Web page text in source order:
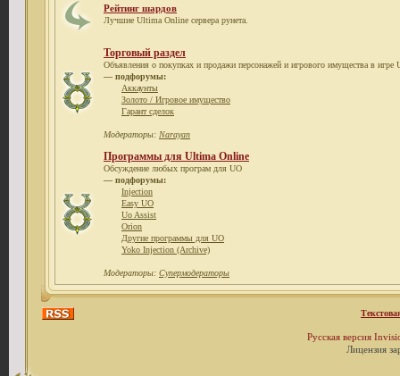
Рейтинг шардов
Лучшие Ultima Online сервера рунета.
Торговый раздел
Объявления о покупках и продажи персонажей и игрового имущества в игре
— подфорумы:
Аккаунты
Золото / Игровое имущество
Гарант сделок
Модераторы: Narayan
Программы для Ultima Online
Обсуждение любых програм для UO
— подфорумы:
Injection
Easy UO
Uo Assist
Orion
Другие программы для UO
Yoko Injection (Archive)
Модераторы: Супермодераторы
Русская версия
Лицензия